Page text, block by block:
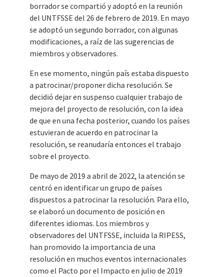
borrador se compartió y adoptó en la reunión
del UNTFSSE del 26 de febrero de 2019. En mayo
se adoptó un segundo borrador, con algunas
modificaciones, a raíz de las sugerencias de
miembros y observadores.
En ese momento, ningún país estaba dispuesto
a patrocinar/proponer dicha resolución. Se
decidió dejar en suspenso cualquier trabajo de
mejora del proyecto de resolución, con la idea
de que en una fecha posterior, cuando los países
estuvieran de acuerdo en patrocinar la
resolución, se reanudaría entonces el trabajo
sobre el proyecto.
De mayo de 2019 a abril de 2022, la atención se
centró en identificar un grupo de países
dispuestos a patrocinar la resolución. Para ello,
se elaboró un documento de posición en
diferentes idiomas. Los miembros y
observadores del UNTFSSE, incluida la RIPESS,
han promovido la importancia de una
resolución en muchos eventos internacionales
como el Pacto por el Impacto en julio de 2019